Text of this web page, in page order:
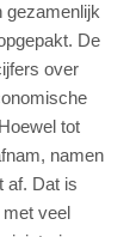
gezamenlijk
De
over
tot
namen
af. Dat is
veel